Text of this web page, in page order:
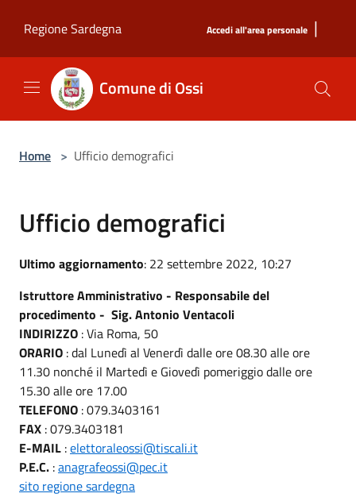
Regione Sardegna
Accedi all'area personale |
Comune di Ossi
Home > Ufficio demografici
Ufficio demografici
Ultimo aggiornamento: 22 settembre 2022, 10:27
Istruttore Amministrativo - Responsabile del
procedimento - Sig. Antonio Ventacoli
INDIRIZZO : Via Roma, 50
ORARIO : dal Lunedì al Venerdì dalle ore 08.30 alle ore
11.30 nonché il Martedì e Giovedì pomeriggio dalle ore
15.30 alle ore 17.00
TELEFONO : 079.3403161
FAX : 079.3403181
E-MAIL :elettoraleossi@tiscali.it
P.E.C. :anagrafeossi@pec.it
sito regione sardegna